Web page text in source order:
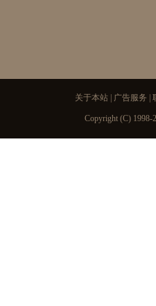
关于本站| 广告服务
Copyright (C) 1998-